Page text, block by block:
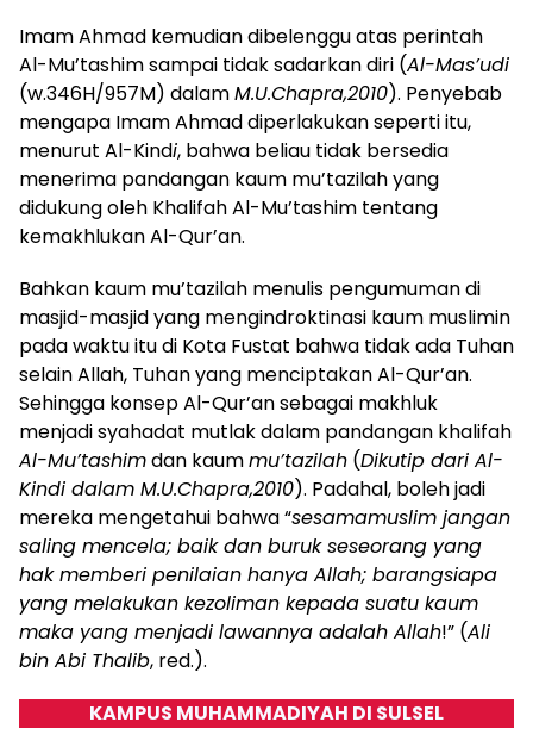
Imam Ahmad kemudian dibelenggu atas perintah
Al-Mu’tashim sampai tidak sadarkan diri (Al-Mas’udi
(w.346H/957M) dalamM.U.Chapra,2010). Penyebab
mengapa Imam Ahmad diperlakukan seperti itu,
menurut Al-Kindi, bahwa beliau tidak bersedia
menerima pandangan kaum mu’tazilah yang
didukung oleh Khalifah Al-Mu’tashim tentang
kemakhlukan Al-Qur’an.
Bahkan kaum mu’tazilah menulis pengumuman di
masjid-masjid yang mengindroktinasi kaum muslimin
pada waktu itu di Kota Fustat bahwa tidak ada Tuhan
selain Allah, Tuhan yang menciptakan Al-Qur’an.
Sehingga konsep Al-Qur’an sebagai makhluk
menjadi syahadat mutlak dalam pandangan khalifah
Al-Mu’tashimdan kaummu’tazilah (Dikutip dari Al-
Kindi dalam M.U.Chapra,2010). Padahal, boleh jadi
mereka mengetahui bahwa “sesamamuslim jangan
saling mencela; baik dan buruk seseorang yang
hak memberi penilaian hanya Allah; barangsiapa
yang melakukan kezoliman kepada suatu kaum
maka yang menjadi lawannya adalah Allah!” (Ali
bin Abi Thalib, red.).
KAMPUS MUHAMMADIYAH DI SULSEL